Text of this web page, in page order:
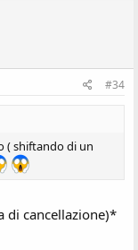
#34
( shiftando di un
di cancellazione)*